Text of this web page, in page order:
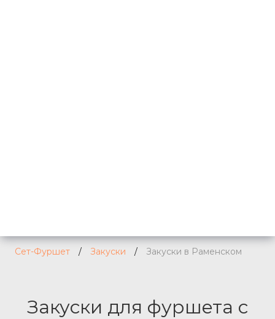
Сет-Фуршет / Закуски / Закуски в Раменском
Закуски для фуршета с